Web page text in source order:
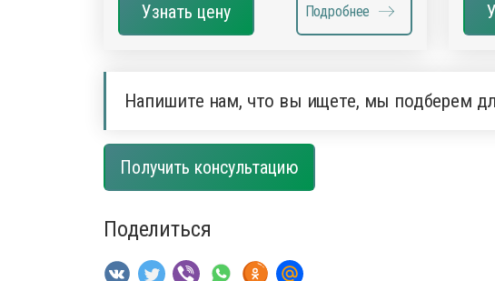
Узнать цену Подробнее
Напишите нам, что вы ищете, мы подберем
Получить консультацию
Поделиться